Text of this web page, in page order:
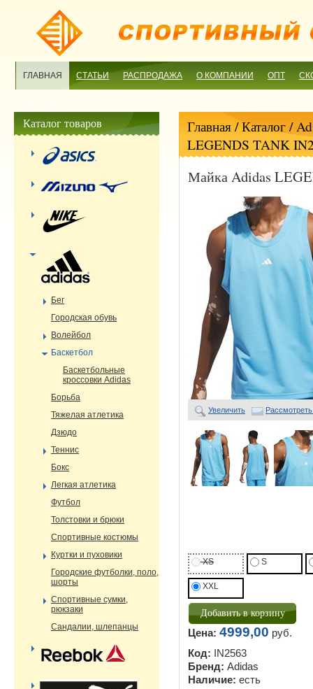
ГЛАВНАЯ СТАТЬИ РАСПРОДАЖА О КОМПАНИИ ОПТ
Главная/ Каталог /
LEGENDS TANK
Майка Adidas
Увеличить
XS S
XXL
Цена: 4999,00 руб.
Код: IN2563
Бренд: Adidas
Наличие: есть
Каталог товаров
Бег
Городская обувь
Волейбол
Баскетбол
Баскетбольные
кроссовки Adidas
Борьба
Тяжелая атлетика
Дзюдо
Теннис
Бокс
Легкая атлетика
Футбол
Толстовки и брюки
Спортивные костюмы
Куртки и пуховики
Городские футболки, поло,
шорты
Спортивные сумки,
рюкзаки
Сандалии, шлепанцы